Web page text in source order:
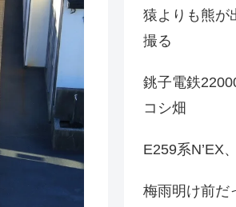
猿よりも熊が
撮る
銚子電鉄
コシ畑
E259系N’EX
梅雨明け前だ